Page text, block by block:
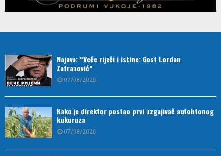
Najava: “Veče riječi i istine: Gost Lordan
Zafranović”
07/08/2026
Kako je direktor postao prvi uzgajivač autohtonog
kukuruza
07/08/2026